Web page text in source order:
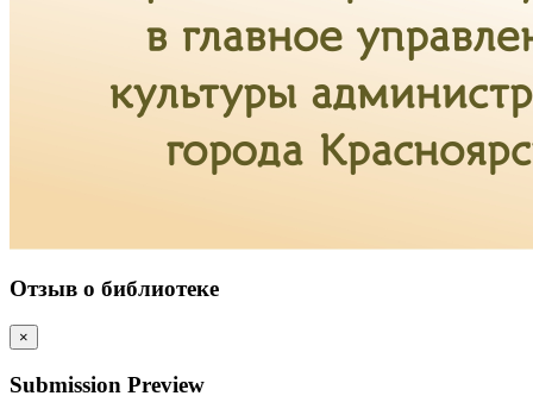
Отзыв о библиотеке
×
Submission Preview